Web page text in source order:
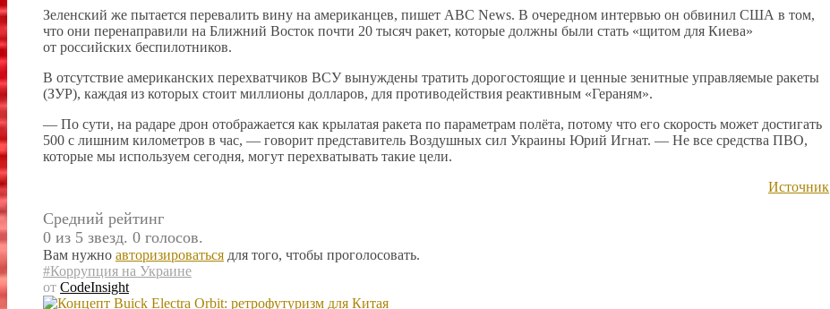
Зеленский же пытается перевалить вину на американцев, пишет ABC News. В очередном интервью он обвинил США в том,
что они перенаправили на Ближний Восток почти 20 тысяч ракет, которые должны были стать «щитом для Киева»
от российских беспилотников.
В отсутствие американских перехватчиков ВСУ вынуждены тратить дорогостоящие и ценные зенитные управляемые ракеты
(ЗУР), каждая из которых стоит миллионы долларов, для противодействия реактивным «Гераням».
— По сути, на радаре дрон отображается как крылатая ракета по параметрам полёта, потому что его скорость может достигать
500 с лишним километров в час, — говорит представитель Воздушных сил Украины Юрий Игнат. — Не все средства ПВО,
которые мы используем сегодня, могут перехватывать такие цели.
Источник
Средний рейтинг
0 из 5 звезд. 0 голосов.
Вам нужно авторизироваться для того, чтобы проголосовать.
#Коррупция на Украине
от CodeInsight